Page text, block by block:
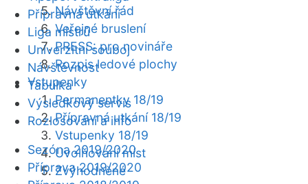
Návštěvní řád
Veřejné bruslení
PRESS: pro novináře
Rozpis ledové plochy
Vstupenky
Permanentky 18/19
Přípravná utkání 18/19
Vstupenky 18/19
Uvolňování míst
Zvýhodněné
Přípravná utkání
Liga mistrů
Univerzitní souboj
Návštěvnost
Tabulka
Výsledkový servis
Rozlosování a info
Sezóna 2019/2020
Příprava 2019/2020